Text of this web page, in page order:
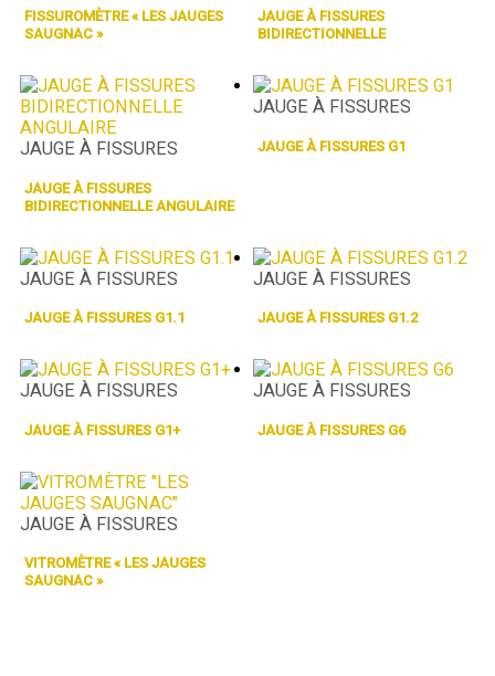
FISSUROMÈTRE « LES JAUGES
SAUGNAC »
JAUGE À FISSURES
BIDIRECTIONNELLE
JAUGE À FISSURES
JAUGE À FISSURES
BIDIRECTIONNELLE ANGULAIRE
JAUGE À FISSURES
JAUGE À FISSURES G1
JAUGE À FISSURES
JAUGE À FISSURES G1.1
JAUGE À FISSURES
JAUGE À FISSURES G1.2
JAUGE À FISSURES
JAUGE À FISSURES G1+
JAUGE À FISSURES
JAUGE À FISSURES G6
JAUGE À FISSURES
VITROMÈTRE « LES JAUGES
SAUGNAC »